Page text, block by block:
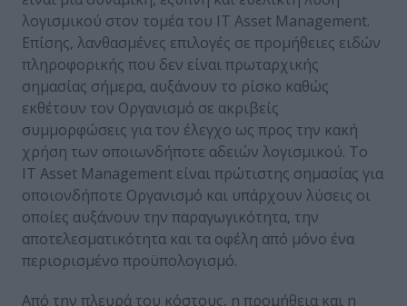
λογισμικού στον τομέα του IT Asset Management.
Επίσης, λανθασμένες επιλογές σε προμήθειες ειδών
πληροφορικής που δεν είναι πρωταρχικής
σημασίας σήμερα, αυξάνουν το ρίσκο καθώς
εκθέτουν τον Οργανισμό σε ακριβείς
συμμορφώσεις για τον έλεγχο ως προς την κακή
χρήση των οποιωνδήποτε αδειών λογισμικού. Το
IT Asset Management είναι πρώτιστης σημασίας για
οποιονδήποτε Οργανισμό και υπάρχουν λύσεις οι
οποίες αυξάνουν την παραγωγικότητα, την
αποτελεσματικότητα και τα οφέλη από μόνο ένα
περιορισμένο προϋπολογισμό.
Από την πλευρά του κόστους, η προμήθεια και η